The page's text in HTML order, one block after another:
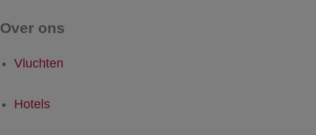
Over ons
Vluchten
Hotels